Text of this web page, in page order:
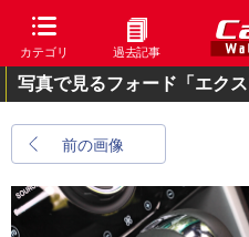
カテゴリ 過去記事
写真で見るフォード「エクス
前の画像